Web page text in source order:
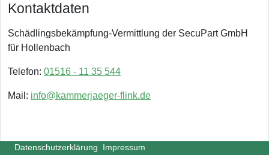
Kontaktdaten
Schädlingsbekämpfung-Vermittlung der SecuPart GmbH
für Hollenbach
Telefon: 01516 - 11 35 544
Mail: info@kammerjaeger-flink.de
Datenschutzerklärung Impressum